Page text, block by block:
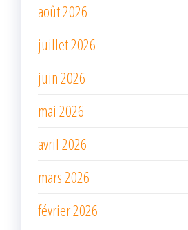
août 2026
juillet 2026
juin 2026
mai 2026
avril 2026
mars 2026
février 2026